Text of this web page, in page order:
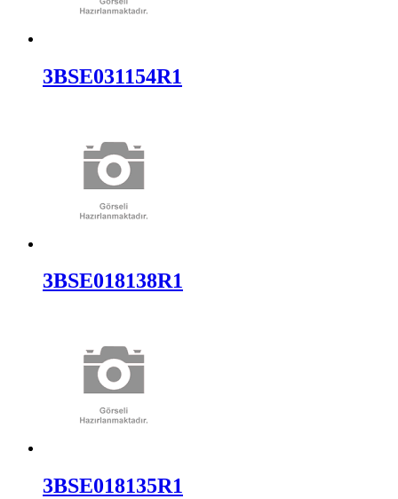
3BSE031154R1
3BSE018138R1
3BSE018135R1